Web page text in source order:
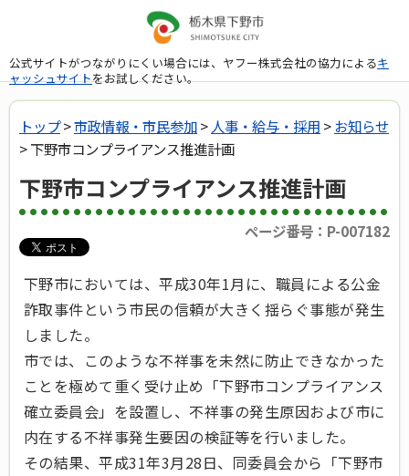
公式サイトがつながりにくい場合には、ヤフー株式会社の協力によるキ
ャッシュサイトをお試しください。
トップ>市政情報・市民参加> 人事・給与・採用 >お知らせ
> 下野市コンプライアンス推進計画
下野市コンプライアンス推進計画
ページ番号：P-007182
下野市においては、平成30年1月に、職員による公金
詐取事件という市民の信頼が大きく揺らぐ事態が発生
しました。
市では、このような不祥事を未然に防止できなかった
ことを極めて重く受け止め「下野市コンプライアンス
確立委員会」を設置し、不祥事の発生原因および市に
内在する不祥事発生要因の検証等を行いました。
その結果、平成31年3月28日、同委員会から「下野市